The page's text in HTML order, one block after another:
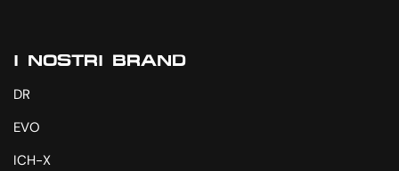
I NOSTRI BRAND
DR
EVO
ICH-X